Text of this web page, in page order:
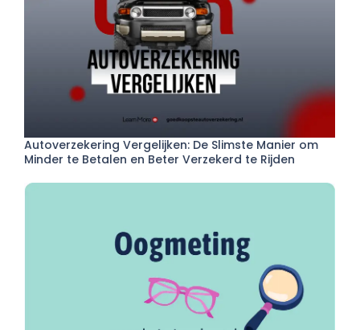
Autoverzekering Vergelijken: De Slimste Manier om
Minder te Betalen en Beter Verzekerd te Rijden